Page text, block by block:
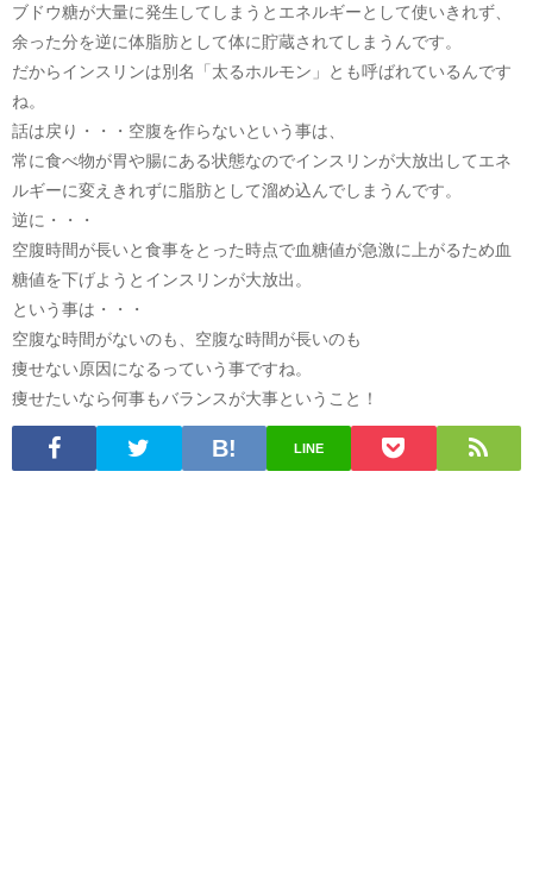
ブドウ糖が大量に発生してしまうとエネルギーとして使いきれず、
余った分を逆に体脂肪として体に貯蔵されてしまうんです。
だからインスリンは別名「太るホルモン」とも呼ばれているんです
ね。
話は戻り・・・空腹を作らないという事は、
常に食べ物が胃や腸にある状態なのでインスリンが大放出して エネ
ルギーに変えきれずに脂肪として溜め込んで しまうんです。
逆に・・・
空腹時間が長いと食事をとった時点で血糖値が急激に上がるため血
糖値を下げようとインスリンが大放出。
という事は・・・
空腹な時間がないのも、空腹な時間が長いのも
痩せない原因になるっていう事ですね。
痩せたいなら何事もバランスが大事ということ！
LINE